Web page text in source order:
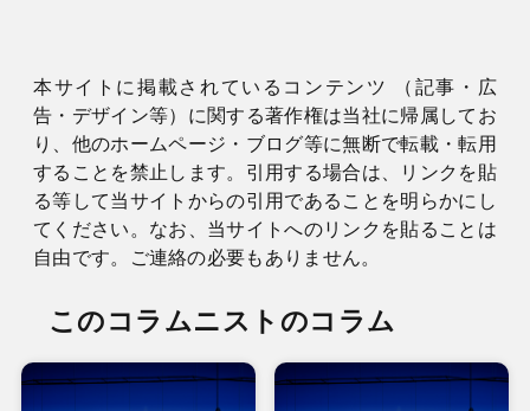
本サイトに掲載されているコンテンツ （記事・広
告・デザイン等）に関する著作権は当社に帰属してお
り、他のホームページ・ブログ等に無断で転載・転用
することを禁止します。引用する場合は、リンクを貼
る等して当サイトからの引用であることを明らかにし
てください。なお、当サイトへのリンクを貼ることは
自由です。ご連絡の必要もありません。
このコラムニストのコラム